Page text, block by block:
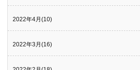
2022年4月(10)
2022年3月(16)